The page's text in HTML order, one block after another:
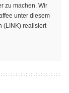
zu machen. Wir
unter diesem
(LINK)realisiert